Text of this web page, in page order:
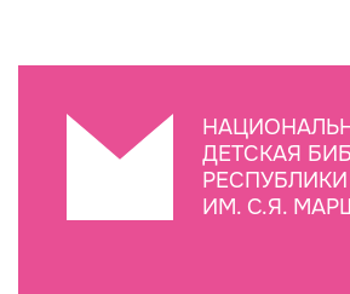
ДЕТСКАЯ
ИМ. С.Я.